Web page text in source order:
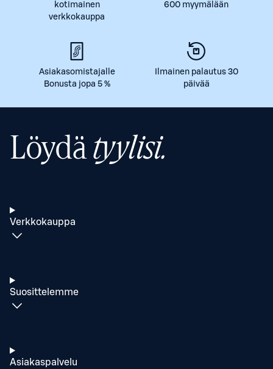
kotimainen
verkkokauppa
600 myymälään
Asiakasomistajalle
Bonusta jopa 5 %
Ilmainen palautus 30
päivää
Löydätyylisi.
Verkkokauppa
Suosittelemme
Asiakaspalvelu